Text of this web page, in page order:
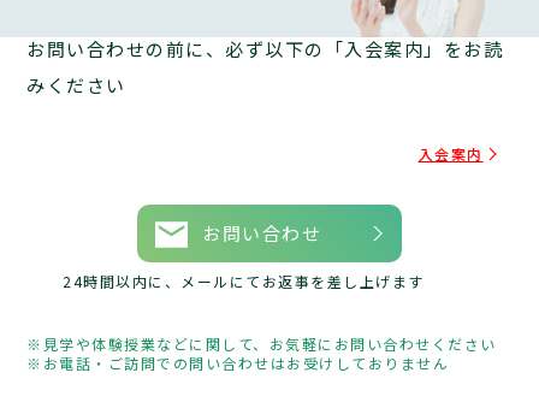
お問い合わせの前に、必ず以下の「入会案内」をお読
みください
入会案内
お問い合わせ
24時間以内に、メールにてお返事を差し上げます
見学や体験授業などに関して、お気軽にお問い合わせください
お電話・ご訪問での問い合わせはお受けしておりません